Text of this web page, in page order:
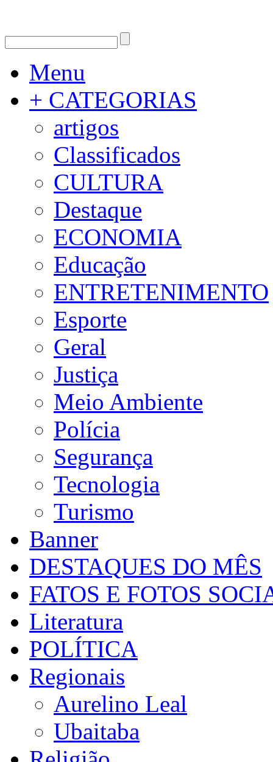
Menu
+ CATEGORIAS
artigos
Classificados
CULTURA
Destaque
ECONOMIA
Educação
ENTRETENIMENTO
Esporte
Geral
Justiça
Meio Ambiente
Polícia
Segurança
Tecnologia
Turismo
Banner
DESTAQUES DO MÊS
FATOS E FOTOS
Literatura
POLÍTICA
Regionais
Aurelino Leal
Ubaitaba